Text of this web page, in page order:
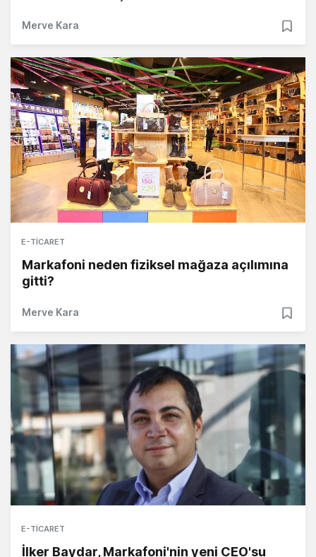
Merve Kara
E-TICARET
Markafoni neden fiziksel mağaza açılımına
gitti?
Merve Kara
E-TICARET
İlker Baydar, Markafoni'nin yeni CEO'su